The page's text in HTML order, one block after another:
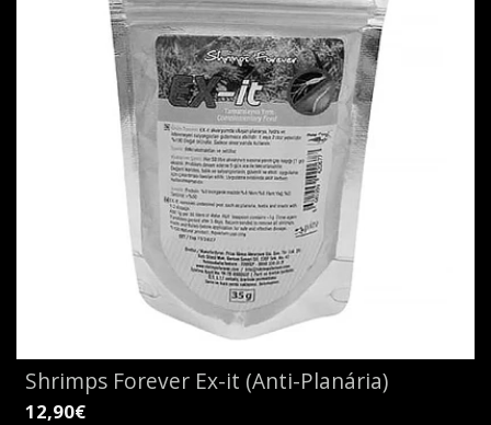
Shrimps Forever Ex-it (Anti-Planária)
12,90€